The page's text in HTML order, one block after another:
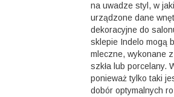
na uwadze styl, w
urządzone dane
dekoracyjne do
sklepie Indelo mogą
mleczne, wykonane
szkła lub porcelany.
ponieważ tylko taki
dobór optymalnych